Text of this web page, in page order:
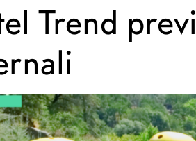
Trend